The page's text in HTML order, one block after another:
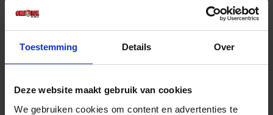
Toestemming Details Over
Deze website maakt gebruik van cookies
We gebruiken cookies om content en advertenties te
€ 16,11 incl. BTW
-
Bestel nu!